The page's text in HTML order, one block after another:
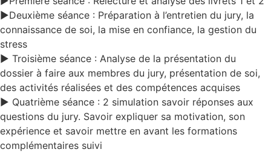
►Deuxième séance : Préparation à l’entretien du jury, la
connaissance de soi, la mise en confiance, la gestion du
stress
► Troisième séance : Analyse de la présentation du
dossier à faire aux membres du jury, présentation de soi,
des activités réalisées et des compétences acquises
► Quatrième séance : 2 simulation savoir réponses aux
questions du jury. Savoir expliquer sa motivation, son
expérience et savoir mettre en avant les formations
complémentaires suivi